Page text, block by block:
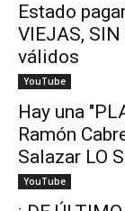
Estado
VIEJAS,
válidos
YouTube
Hay una
Ramón
Salazar LO
YouTube